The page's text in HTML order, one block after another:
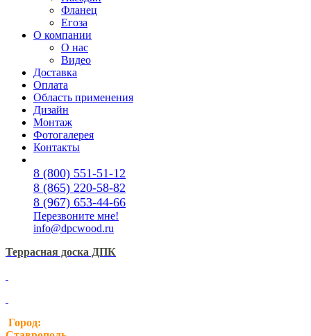
Фланец
Егоза
О компании
О нас
Видео
Доставка
Оплата
Область применения
Дизайн
Монтаж
Фотогалерея
Контакты
8 (800) 551-51-12
8 (865) 220-58-82
8 (967) 653-44-66
Перезвоните мне!
info@dpcwood.ru
Террасная доска ДПК
Город: